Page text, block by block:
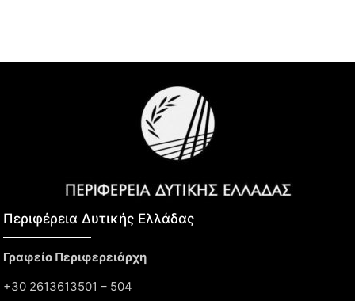
Περιφέρεια Δυτικής Ελλάδας​
Γραφείο Περιφερειάρχη
+30 2613613501 – 504